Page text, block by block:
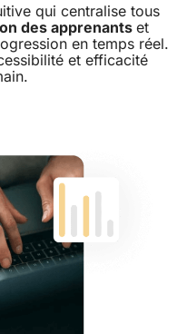
qui centralise tous
des apprenants et
en temps réel.
et efficacité